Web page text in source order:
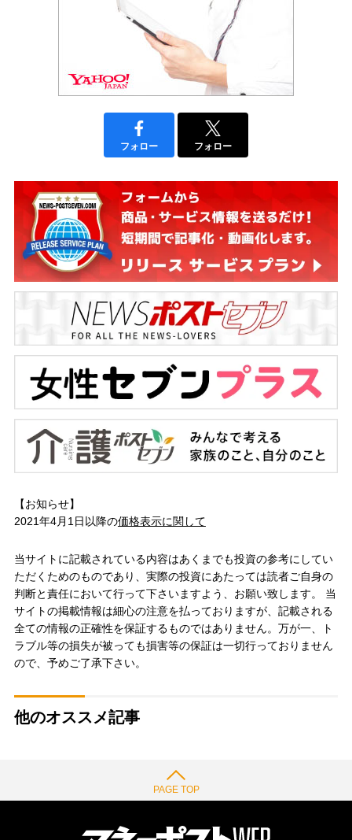
フォロー フォロー
【お知らせ】
2021年4月1日以降の価格表示に関して
当サイトに記載されている内容はあくまでも投資の参考にしてい
ただくためのものであり、実際の投資にあたっては読者ご自身の
判断と責任において行って下さいますよう、お願い致します。 当
サイトの掲載情報は細心の注意を払っておりますが、記載される
全ての情報の正確性を保証するものではありません。万が一、ト
ラブル等の損失が被っても損害等の保証は一切行っておりません
ので、予めご了承下さい。
他のオススメ記事
PAGE TOP